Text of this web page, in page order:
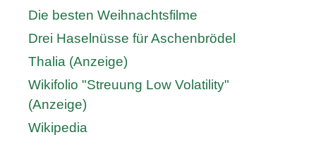
Die besten Weihnachtsfilme
Drei Haselnüsse für Aschenbrödel
Thalia (Anzeige)
Wikifolio "Streuung Low Volatility"
(Anzeige)
Wikipedia